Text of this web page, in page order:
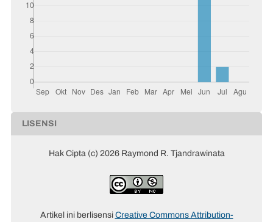
LISENSI
Hak Cipta (c) 2026 Raymond R. Tjandrawinata
Artikel ini berlisensiCreative Commons Attribution-